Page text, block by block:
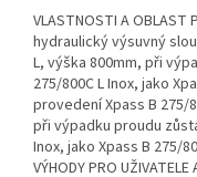
VLASTNOSTI A OBLAST
hydraulický výsuvný
L, výška 800mm, při
275/800C L Inox, jako
provedení Xpass B 275/
při výpadku proudu
Inox, jako Xpass B 275/
VÝHODY PRO